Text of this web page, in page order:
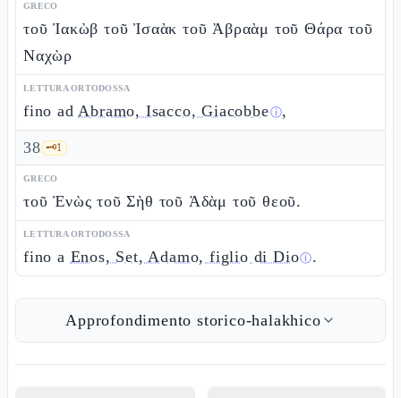
GRECO
τοῦ Ἰακὼβ τοῦ Ἰσαὰκ τοῦ Ἀβραὰμ τοῦ Θάρα τοῦ
Ναχὼρ
LETTURA ORTODOSSA
fino adAbramo, Isacco, Giacobbeⓘ,
38 🗝️1
GRECO
τοῦ Ἐνὼς τοῦ Σὴθ τοῦ Ἀδὰμ τοῦ θεοῦ.
LETTURA ORTODOSSA
fino a Enos, Set, Adamo, figlio di Dioⓘ.
Approfondimento storico-halakhico